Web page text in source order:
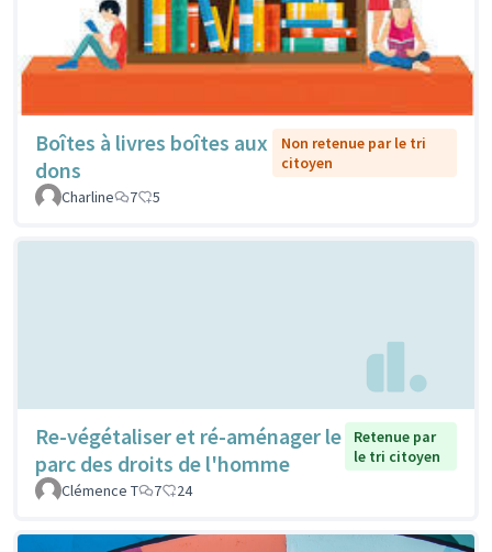
Boîtes à livres boîtes aux
dons
Non retenue par le tri
citoyen
Charline
7 5
Re-végétaliser et ré-aménager le
parc des droits de l'homme
Retenue par
le tri citoyen
Clémence T
7 24